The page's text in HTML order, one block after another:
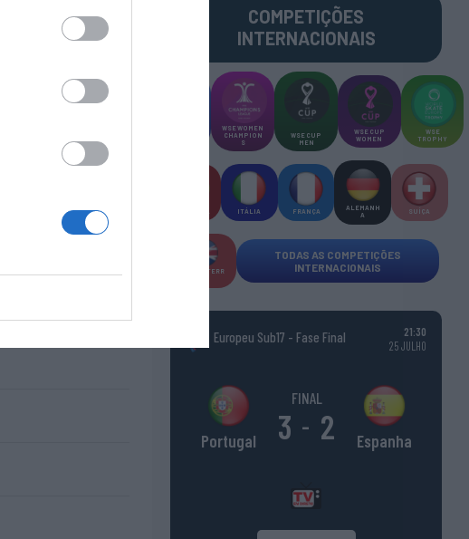
COMPETIÇÕES
INTERNACIONAIS
WSE WOMEN
CHAMPION
S
WSE CUP
MEN
WSE CUP
WOMEN
WSE
TROPHY
ITÁLIA FRANÇA
ALEMANH
A
SUÍÇA
INGLATERR
TODAS AS COMPETIÇÕES
INTERNACIONAIS
Europeu Sub17 - Fase Final
21:30
25 JULHO
Portugal
FINAL
3 - 2 Espanha